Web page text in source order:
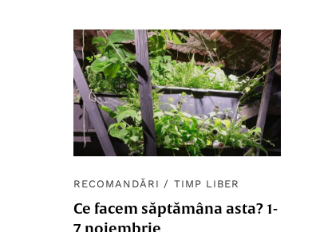
RECOMANDĂRI / TIMP LIBER
Ce facem săptămâna asta? 1-